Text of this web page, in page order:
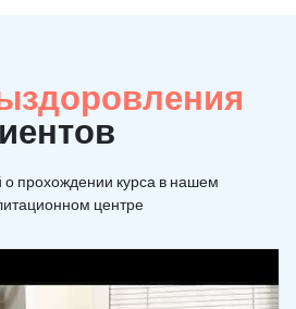
прохождении курса в нашем
центре